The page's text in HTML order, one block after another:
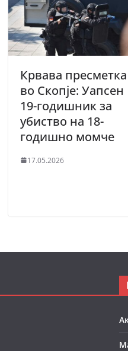
Крвава пресметка
во Скопје: Уапсен
19-годишник за
убиство на 18-
годишно момче
17.05.2026